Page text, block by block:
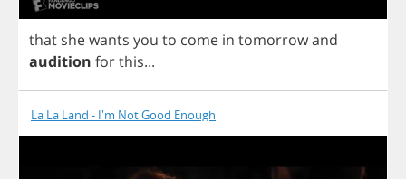
that shewants you to come in tomorrowand
audition forthis...
La La Land - I'm Not Good Enough